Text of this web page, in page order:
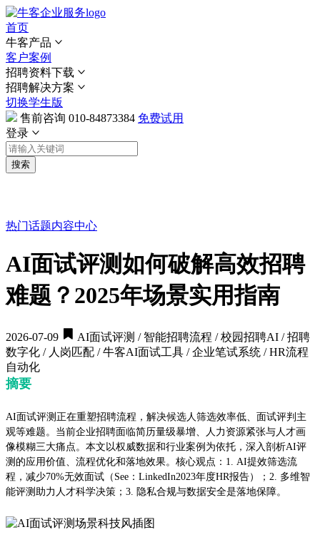
首页
牛客产品
客户案例
招聘资料下载
招聘解决方案
切换学生版
售前咨询 010-84873384 免费试用
登录
搜索
热门话题内容中心
AI面试评测如何破解高效招聘
难题？2025年场景实用指南
2026-07-09
AI面试评测 / 智能招聘流程 / 校园招聘AI / 招聘
数字化 / 人岗匹配 / 牛客AI面试工具 / 企业笔试系统 / HR流程
自动化
摘要
AI面试评测正在重塑招聘流程，解决候选人筛选效率低、面试评判主
观等难题。当前企业招聘面临简历量级暴增、人力资源紧张与人才画
像模糊三大痛点。本文以权威数据和行业案例为依托，深入剖析AI评
测的应用价值、流程优化和落地效果。核心观点：1. AI提效筛选流
程，减少70%无效面试（See：LinkedIn2023年度HR报告）；2. 多维智
能评测助力人才科学决策；3. 隐私合规与数据安全是落地保障。